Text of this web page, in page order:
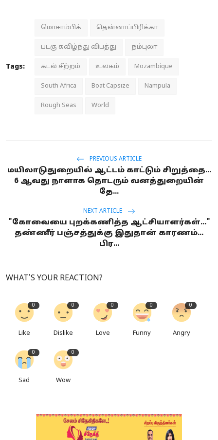
Tags:
மொசாம்பிக் தென்னாப்பிரிக்கா
படகு கவிழ்ந்து விபத்து நம்புலா
கடல் சீற்றம் உலகம் Mozambique
South Africa Boat Capsize Nampula
Rough Seas World
PREVIOUS ARTICLE
மயிலாடுதுறையில் ஆட்டம் காட்டும் சிறுத்தை...
6 ஆவது நாளாக தொடரும் வனத்துறையின்
தே...
NEXT ARTICLE
"கோவையை புறக்கணித்த ஆட்சியாளர்கள்..."
தண்ணீர் பஞ்சத்துக்கு இதுதான் காரணம்...
பிர...
WHAT'S YOUR REACTION?
0
Like
0
Dislike
0
Love
0
Funny
0
Angry
0
Sad
0
Wow